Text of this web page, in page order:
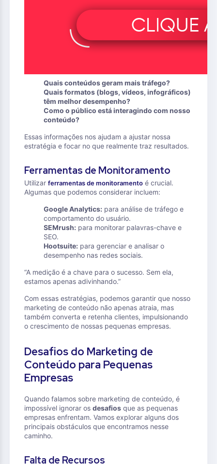
Quais conteúdos geram mais tráfego?
Quais formatos (blogs, vídeos, infográficos)
têm melhor desempenho?
Como o público está interagindo com nosso
conteúdo?
Essas informações nos ajudam a ajustar nossa
estratégia e focar no que realmente traz resultados.
Ferramentas de Monitoramento
Utilizar ferramentas de monitoramento é crucial.
Algumas que podemos considerar incluem:
Google Analytics: para análise de tráfego e
comportamento do usuário.
SEMrush: para monitorar palavras-chave e
SEO.
Hootsuite: para gerenciar e analisar o
desempenho nas redes sociais.
“A medição é a chave para o sucesso. Sem ela,
estamos apenas adivinhando.”
Com essas estratégias, podemos garantir que nosso
marketing de conteúdo não apenas atraia, mas
também converta e retenha clientes, impulsionando
o crescimento de nossas pequenas empresas.
Desafios do Marketing de
Conteúdo para Pequenas
Empresas
Quando falamos sobre marketing de conteúdo, é
impossível ignorar os desafios que as pequenas
empresas enfrentam. Vamos explorar alguns dos
principais obstáculos que encontramos nesse
caminho.
Falta de Recursos